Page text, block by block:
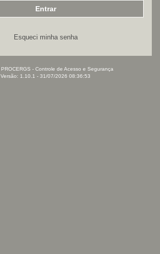
Esqueci minha senha
PROCERGS - Controle de Acesso e Segurança
Versão: 1.10.1 - 31/07/2026 08:36:53